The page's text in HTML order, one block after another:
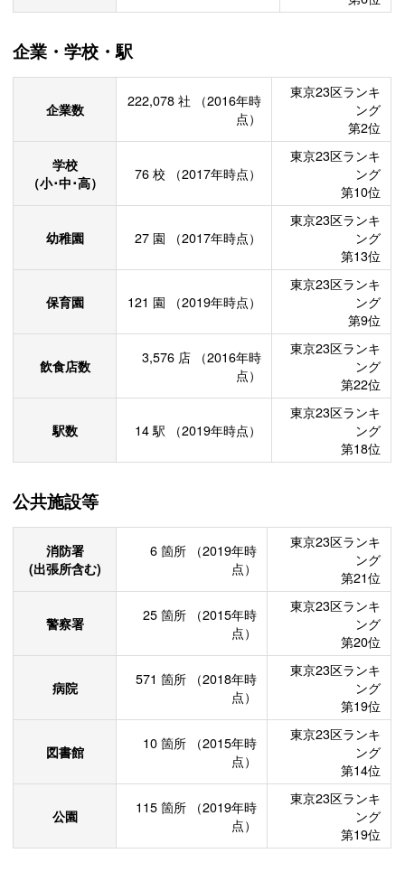
企業・学校・駅
企業数 222,078 社
（2016年時
点）
東京23区ランキ
ング
第2位
学校
（小･中･高）
76 校 （2017年時点）
東京23区ランキ
ング
第10位
幼稚園 27 園 （2017年時点）
東京23区ランキ
ング
第13位
保育園 121 園 （2019年時点）
東京23区ランキ
ング
第9位
飲食店数 3,576 店
（2016年時
点）
東京23区ランキ
ング
第22位
駅数 14 駅 （2019年時点）
東京23区ランキ
ング
第18位
公共施設等
消防署
(出張所含む)
6 箇所
（2019年時
点）
東京23区ランキ
ング
第21位
警察署 25 箇所
（2015年時
点）
東京23区ランキ
ング
第20位
病院 571 箇所
（2018年時
点）
東京23区ランキ
ング
第19位
図書館 10 箇所
（2015年時
点）
東京23区ランキ
ング
第14位
公園 115 箇所
（2019年時
点）
東京23区ランキ
ング
第19位